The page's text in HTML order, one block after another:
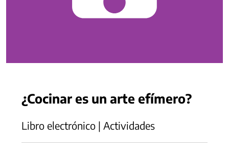
¿Cocinar es un arte efímero?
Libro electrónico | Actividades